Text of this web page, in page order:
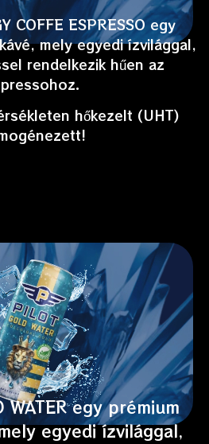
COFFE ESPRESSO egy
mely egyedi ízvilággal,
rendelkezik hűen az
hőkezelt (UHT)
egy prémium
egyedi ízvilággal,